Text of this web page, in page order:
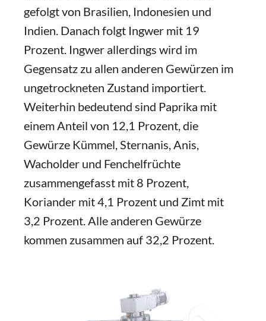
gefolgt von Brasilien, Indonesien und
Indien. Danach folgt Ingwer mit 19
Prozent. Ingwer allerdings wird im
Gegensatz zu allen anderen Gewürzen im
ungetrockneten Zustand importiert.
Weiterhin bedeutend sind Paprika mit
einem Anteil von 12,1 Prozent, die
Gewürze Kümmel, Sternanis, Anis,
Wacholder und Fenchelfrüchte
zusammengefasst mit 8 Prozent,
Koriander mit 4,1 Prozent und Zimt mit
3,2 Prozent. Alle anderen Gewürze
kommen zusammen auf 32,2 Prozent.